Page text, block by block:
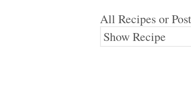
All Recipes or
Show Recipe